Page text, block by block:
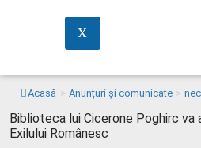
X
Acasă > Anunțuri și comunicate >
Biblioteca lui Cicerone Poghirc va
Exilului Românesc